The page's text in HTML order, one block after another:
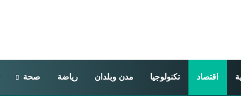
اقتصاد تكنولوجيا مدن وبلدان رياضة صحة